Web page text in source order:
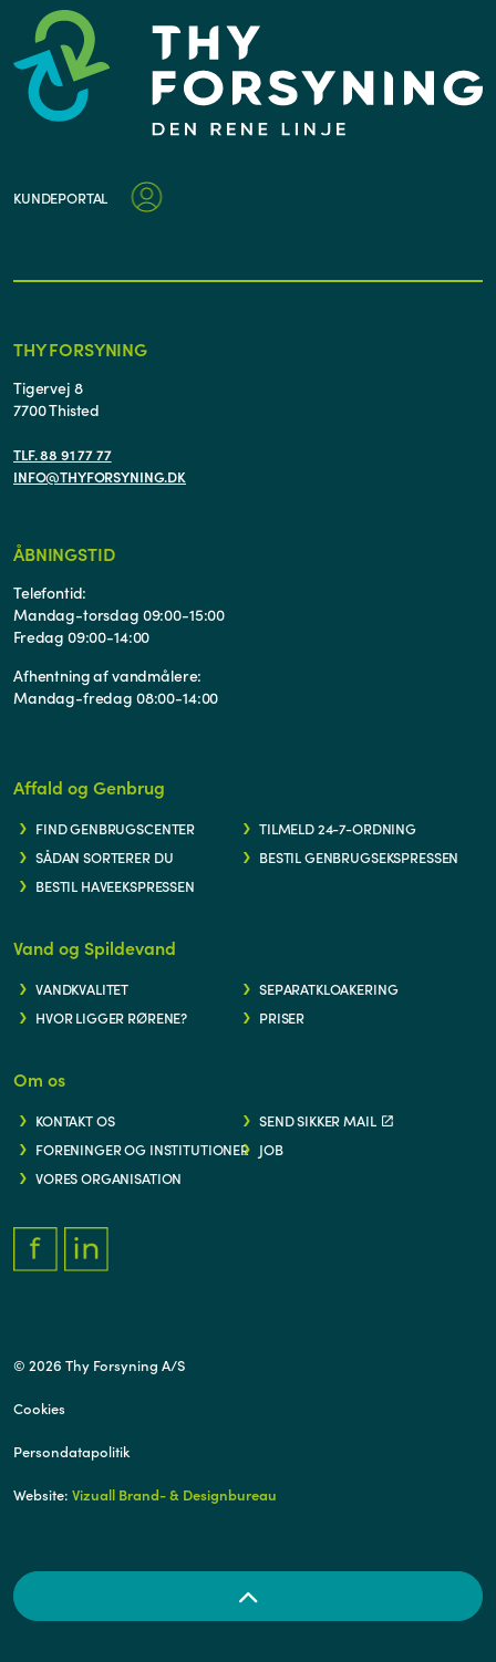
KUNDEPORTAL
THY FORSYNING
Tigervej 8
7700 Thisted
TLF. 88 91 77 77
INFO@THYFORSYNING.DK
ÅBNINGSTID
Telefontid:
Mandag-torsdag 09:00-15:00
Fredag 09:00-14:00
Afhentning af vandmålere:
Mandag-fredag 08:00-14:00
Affald og Genbrug
FIND GENBRUGSCENTER
TILMELD 24-7-ORDNING
SÅDAN SORTERER DU
BESTIL GENBRUGSEKSPRESSEN
BESTIL HAVEEKSPRESSEN
Vand og Spildevand
VANDKVALITET
SEPARATKLOAKERING
HVOR LIGGER RØRENE?
PRISER
Om os
KONTAKT OS
SEND SIKKER MAIL
FORENINGER OG INSTITUTIONER JOB
VORES ORGANISATION
© 2026 Thy Forsyning A/S
Cookies
Persondatapolitik
Website: Vizuall Brand- & Designbureau